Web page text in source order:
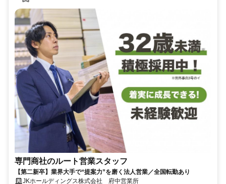
専門商社のルート営業スタッフ
【第二新卒】業界大手で“提案力”を磨く法人営業／全国転勤あり
JKホールディングス株式会社 府中営業所